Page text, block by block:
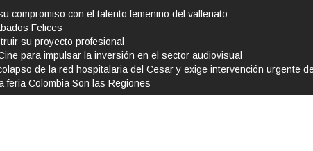
compromiso con el talento femenino del vallenato
Felices
su proyecto profesional
para impulsar la inversión en el sector audiovisual
de la red hospitalaria del Cesar y exige intervención urgente
feria Colombia Son las Regiones